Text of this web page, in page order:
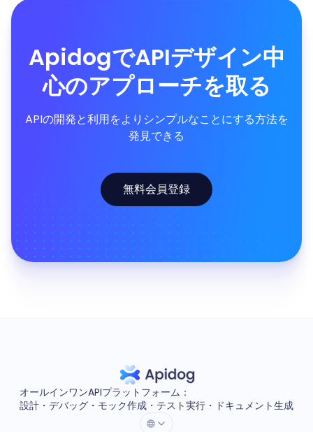
ApidogでAPIデザイン中
心のアプローチを取る
APIの開発と利用をよりシンプルなことにする方法を
発見できる
無料会員登録
オールインワンAPIプラットフォーム：
設計・デバッグ・モック作成・テスト実行・ドキュメント生成